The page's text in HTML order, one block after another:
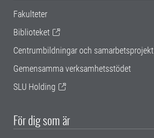
Fakulteter
Biblioteket
Centrumbildningar och samarbetsprojekt
Gemensamma verksamhetsstödet
SLU Holding
För dig som är